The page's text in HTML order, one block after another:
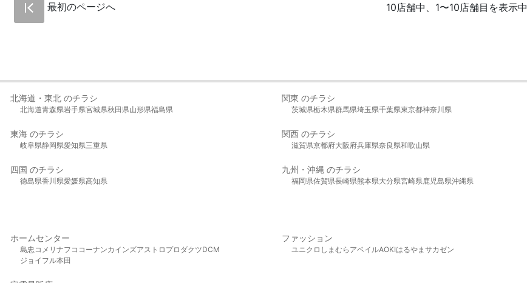
最初のページへ 10店舗中、1〜10店舗目を表示中
北海道・東北 のチラシ
北海道青森県岩手県宮城県秋田県山形県福島県
関東 のチラシ
茨城県栃木県群馬県埼玉県千葉県東京都神奈川県
東海 のチラシ
岐阜県静岡県愛知県三重県
関西 のチラシ
滋賀県京都府大阪府兵庫県奈良県和歌山県
四国 のチラシ
徳島県香川県愛媛県高知県
九州・沖縄 のチラシ
福岡県佐賀県長崎県熊本県大分県宮崎県鹿児島県沖縄県
ホームセンター
島忠 コメリ ナフコ コーナンカインズアストロプロダクツDCM
ジョイフル本田
ファッション
ユニクロ しまむら アベイルAOKIはるやま サカゼン